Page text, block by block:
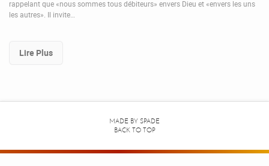
rappelant que «nous sommes tous débiteurs» envers Dieu et «envers les uns
les autres». Il invite…
Lire Plus
MADE BY SPADE
BACK TO TOP